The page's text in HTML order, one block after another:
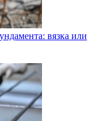
вязка или